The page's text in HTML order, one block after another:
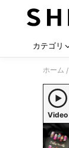
カテゴリ
ホーム /
Video